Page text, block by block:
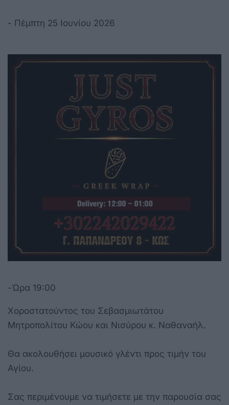
- Πέμπτη 25 Ιουνίου 2026
-Ώρα 19:00
Χοροστατούντος του Σεβασμιωτάτου
Μητροπολίτου Κώου και Νισύρου κ. Ναθαναήλ.
Θα ακολουθήσει μουσικό γλέντι προς τιμήν του
Αγίου.
Σας περιμένουμε να τιμήσετε με την παρουσία σας